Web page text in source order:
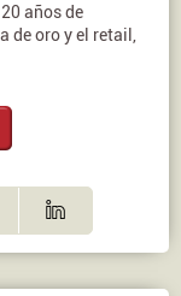
años de
oro y el retail,